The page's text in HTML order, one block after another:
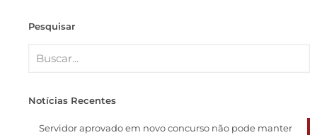
Pesquisar
Notícias Recentes
Servidor aprovado em novo concurso não pode manter